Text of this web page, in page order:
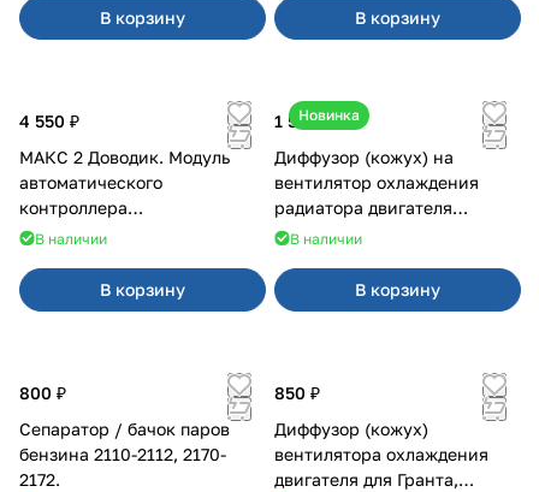
В корзину В корзину
4 550 ₽
МАКС 2 Доводик. Модуль
автоматического
контроллера
стеклоподъемников для
В наличии
В корзину
Новинка
1 500 ₽
Диффузор (кожух) на
вентилятор охлаждения
радиатора двигателя
Приора 2170 Panasonic
В наличии
В корзину
800 ₽
Сепаратор / бачок паров
бензина 2110-2112, 2170-
2172.
850 ₽
Диффузор (кожух)
вентилятора охлаждения
двигателя для Гранта,